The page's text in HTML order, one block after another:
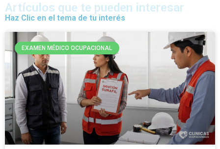
Artículos que te pueden interesar
Haz Clic en el tema de tu interés
EXAMEN MÉDICO OCUPACIONAL